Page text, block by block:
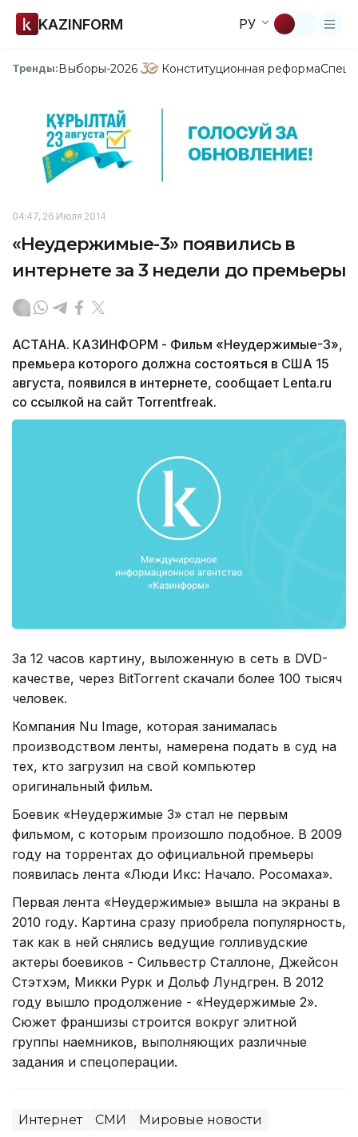
KAZINFORM РУ
Тренды:Выборы-2026 Конституционная реформа
04:47, 26 Июля 2014
«Неудержимые-3» появились в
интернете за 3 недели до премьеры
АСТАНА. КАЗИНФОРМ - Фильм «Неудержимые-3»,
премьера которого должна состояться в США 15
августа, появился в интернете, сообщает Lenta.ru
со ссылкой на сайт Torrentfreak.
За 12 часов картину, выложенную в сеть в DVD-
качестве, через BitTorrent скачали более 100 тысяч
человек.
Компания Nu Image, которая занималась
производством ленты, намерена подать в суд на
тех, кто загрузил на свой компьютер
оригинальный фильм.
Боевик «Неудержимые 3» стал не первым
фильмом, с которым произошло подобное. В 2009
году на торрентах до официальной премьеры
появилась лента «Люди Икс: Начало. Росомаха».
Первая лента «Неудержимые» вышла на экраны в
2010 году. Картина сразу приобрела популярность,
так как в ней снялись ведущие голливудские
актеры боевиков - Сильвестр Сталлоне, Джейсон
Стэтхэм, Микки Рурк и Дольф Лундгрен. В 2012
году вышло продолжение - «Неудержимые 2».
Сюжет франшизы строится вокруг элитной
группы наемников, выполняющих различные
задания и спецоперации.
Интернет СМИ Мировые новости